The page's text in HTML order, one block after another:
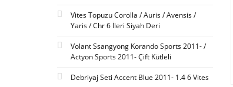
Vites Topuzu Corolla / Auris / Avensis /
Yaris / Chr 6 İleri Siyah Deri
Volant Ssangyong Korando Sports 2011- /
Actyon Sports 2011- Çift Kütleli
Debriyaj Seti Accent Blue 2011- 1.4 6 Vites